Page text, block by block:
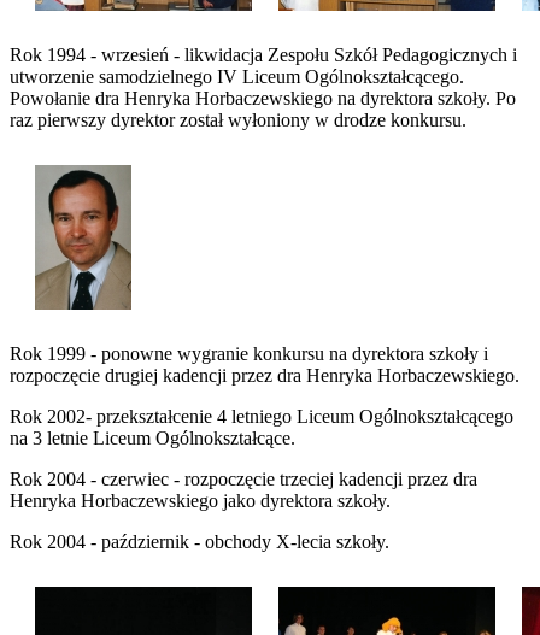
Rok 1994 - wrzesień - likwidacja Zespołu Szkół Pedagogicznych i
utworzenie samodzielnego IV Liceum Ogólnokształcącego.
Powołanie dra Henryka Horbaczewskiego na dyrektora szkoły. Po
raz pierwszy dyrektor został wyłoniony w drodze konkursu.
Rok 1999 - ponowne wygranie konkursu na dyrektora szkoły i
rozpoczęcie drugiej kadencji przez dra Henryka Horbaczewskiego.
Rok 2002- przekształcenie 4 letniego Liceum Ogólnokształcącego
na 3 letnie Liceum Ogólnokształcące.
Rok 2004 - czerwiec - rozpoczęcie trzeciej kadencji przez dra
Henryka Horbaczewskiego jako dyrektora szkoły.
Rok 2004 - październik - obchody X-lecia szkoły.